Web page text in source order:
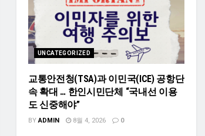
UNCATEGORIZED
교통안전청(TSA)과 이민국(ICE) 공항단
속 확대 … 한인시민단체 “국내선 이용
도 신중해야”
BY ADMIN 8월 4, 2026 0